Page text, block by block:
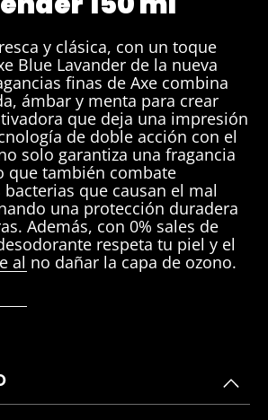
y clásica, con un toque
Blue Lavander de la nueva
finas de Axe combina
ámbar y menta para crear
que deja una impresión
de doble acción con el
solo garantiza una fragancia
que también combate
que causan el mal
una protección duradera
Además, con 0% sales de
respeta tu piel y el
al no dañar la capa de ozono.